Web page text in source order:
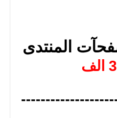
المنتدى